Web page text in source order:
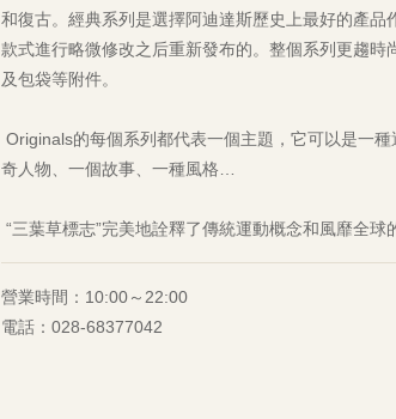
和復古。經典系列是選擇阿迪達斯歷史上最好的產品
款式進行略微修改之后重新發布的。整個系列更趨時
及包袋等附件。
Originals的每個系列都代表一個主題，它可以是一
奇人物、一個故事、一種風格…
“三葉草標志”完美地詮釋了傳統運動概念和風靡全球
營業時間：10:00～22:00
電話：028-68377042